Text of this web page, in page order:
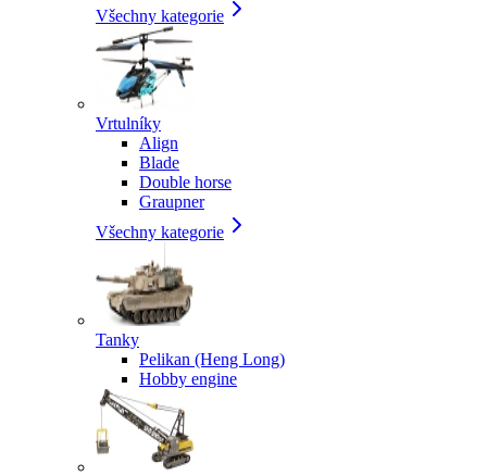
Všechny kategorie
Vrtulníky
Align
Blade
Double horse
Graupner
Všechny kategorie
Tanky
Pelikan (Heng Long)
Hobby engine